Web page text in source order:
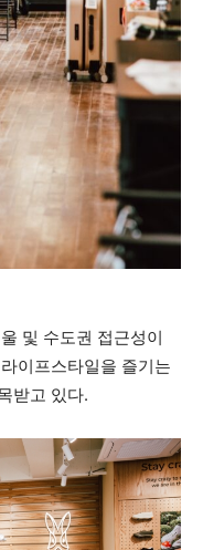
및 수도권 접근성이
이프스타일을 즐기는
받고 있다.